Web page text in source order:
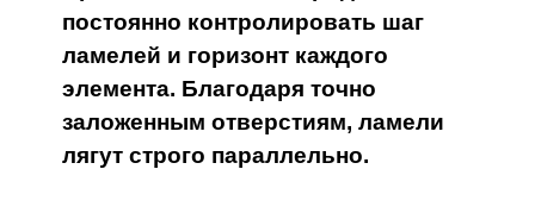
постоянно контролировать шаг
ламелей и горизонт каждого
элемента. Благодаря точно
заложенным отверстиям, ламели
лягут строго параллельно.